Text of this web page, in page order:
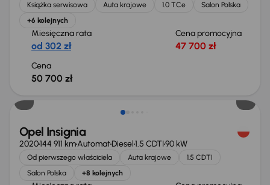
Książka serwisowa Auta krajowe 1.0 TCe
Salon Polska
+6 kolejnych
Miesięczna rata
od 302 zł
Cena promocyjna
47 700 zł
Cena
50 700 zł
Możliwość odliczenia VAT
Opel Insignia
2020144 911 kmAutomatDiesel1.5 CDTI90 kW
Od pierwszego właściciela Auta krajowe
1.5 CDTI
Salon Polska
+8 kolejnych